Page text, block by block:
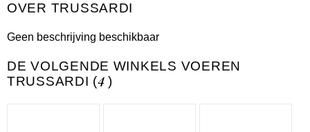
TRUSSARDI
Geen beschrijving beschikbaar
DE VOLGENDE WINKELS VOEREN
TRUSSARDI (4 )